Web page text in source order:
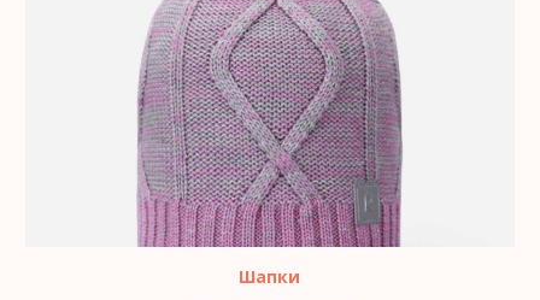
ВЫБЕРИТЕ ПАРАМЕТРЫ
Шапки